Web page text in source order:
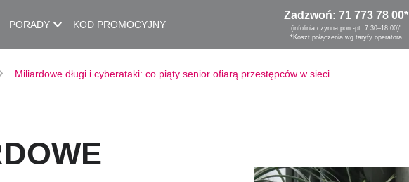
PORADY KOD PROMOCYJNY
Zadzwoń: 71 773 78 00*
(infolinia czynna pon.-pt. 7:30–18:00)"
*Koszt połączenia wg taryfy operatora
Miliardowe długi i cyberataki: co piąty senior ofiarą przestępców w sieci